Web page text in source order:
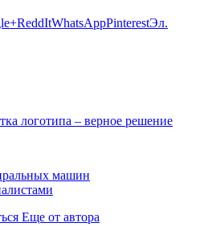
ReddItWhatsAppPinterestЭл.
логотипа – верное решение
машин
Еще от автора